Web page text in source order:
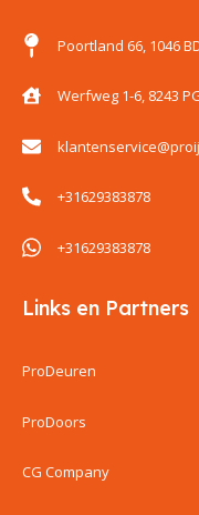
Poortland 66, 1046
Werfweg 1-6, 8243
+31629383878
+31629383878
Links en Partners
ProDeuren
ProDoors
CG Company